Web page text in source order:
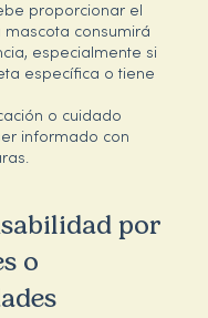
proporcionar el
mascota consumirá
especialmente si
específica o tiene
o cuidado
informado con
por
o